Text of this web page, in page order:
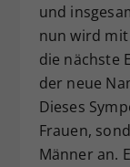
und
nun wird
die nächste
der neue
Dieses
Frauen,
Männer an.